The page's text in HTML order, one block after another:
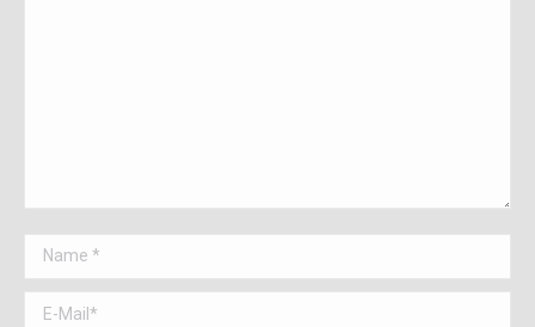
Name *
E-Mail *